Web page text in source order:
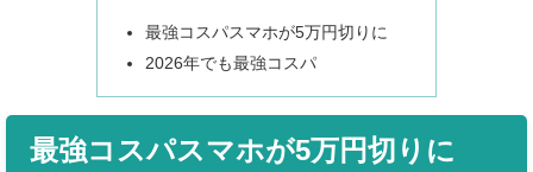
最強コスパスマホが5万円切りに
2026年でも最強コスパ
最強コスパスマホが5万円切りに